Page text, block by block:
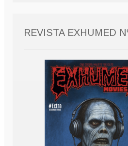
REVISTA EXHUMED